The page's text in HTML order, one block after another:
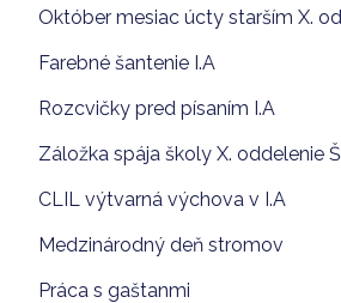
Október mesiac úcty starším X.
Farebné šantenie I.A
Rozcvičky pred písaním I.A
Záložka spája školy X. oddelenie
CLIL výtvarná výchova v I.A
Medzinárodný deň stromov
Práca s gaštanmi